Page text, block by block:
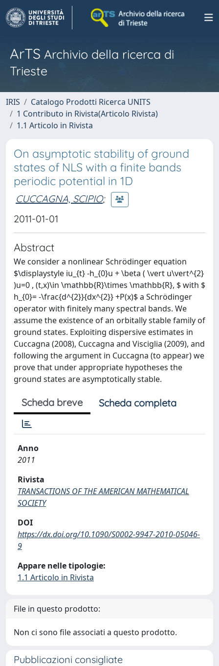
ArTS Archivio della ricerca di
Trieste
IRIS
Catalogo Prodotti Ricerca UNITS
1 Contributo in Rivista(Articolo Rivista)
1.1 Articolo in Rivista
On asymptotic stability of ground
states of NLS with a finite bands
periodic potential in 1D
CUCCAGNA, SCIPIO;
2011-01-01
Abstract
We consider a nonlinear Schrödinger equation
$\displaystyle iu_{t} -h_{0}u + \beta ( \vert u\vert^{2}
)u=0 , (t,x)\in \mathbb{R}\times \mathbb{R}, $ with $
h_{0}= -\frac{d^{2}}{dx^{2}} +P(x)$ a Schrödinger
operator with finitely many spectral bands. We
assume the existence of an orbitally stable family of
ground states. Exploiting dispersive estimates in
Cuccagna (2008), Cuccagna and Visciglia (2009), and
following the argument in Cuccagna (to appear) we
prove that under appropriate hypotheses the
ground states are asymptotically stable.
Scheda breve Scheda completa
Anno
2011
Rivista
TRANSACTIONS OF THE AMERICAN MATHEMATICAL
SOCIETY
DOI
https://dx.doi.org/10.1090/S0002-9947-2010-05046-
9
Appare nelle tipologie:
1.1 Articolo in Rivista
File in questo prodotto:
Non ci sono file associati a questo prodotto.
Pubblicazioni consigliate